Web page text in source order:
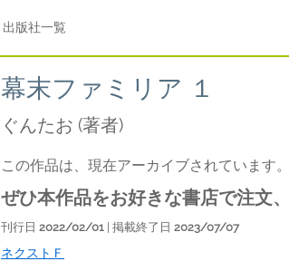
出版社一覧
幕末ファミリア １
ぐんたお (著者)
この作品は、現在アーカイブされています。
ぜひ本作品をお好きな書店で注文
刊行日 2022/02/01 | 掲載終了日 2023/07/07
ネクストＦ